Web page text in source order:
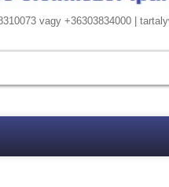
vagy +36303834000 |